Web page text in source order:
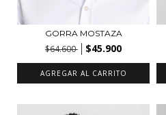
GORRA MOSTAZA
$64.600 $45.900
AGREGAR AL CARRITO